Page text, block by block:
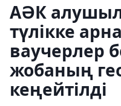
АӘК
түлікке
ваучерлер
жобаның
кеңейтілді